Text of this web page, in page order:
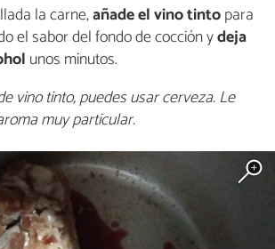
la carne,añade el vino tintopara
el sabor del fondo de cocción ydeja
unos minutos.
vino tinto, puedes usar cerveza. Le
muy particular.